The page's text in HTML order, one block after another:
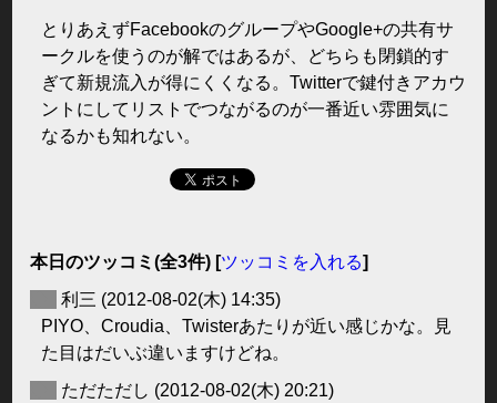
とりあえずFacebookのグループやGoogle+の共有サ
ークルを使うのが解ではあるが、どちらも閉鎖的す
ぎて新規流入が得にくくなる。Twitterで鍵付きアカウ
ントにしてリストでつながるのが一番近い雰囲気に
なるかも知れない。
本日のツッコミ(全3件) [ツッコミを入れる]
利三 (2012-08-02(木) 14:35)
PIYO、Croudia、Twisterあたりが近い感じかな。見
た目はだいぶ違いますけどね。
ただただし (2012-08-02(木) 20:21)